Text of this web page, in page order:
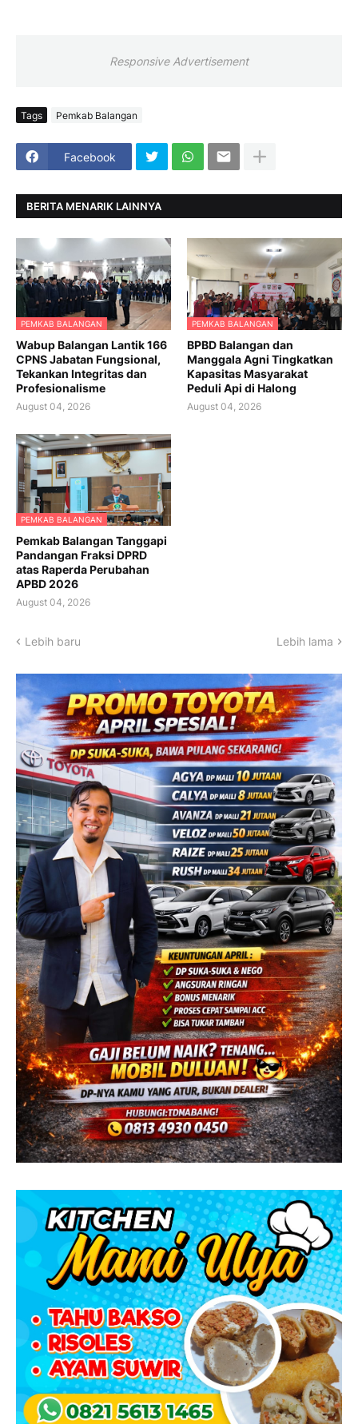
Responsive Advertisement
Tags Pemkab Balangan
Facebook
BERITA MENARIK LAINNYA
PEMKAB BALANGAN
Wabup Balangan Lantik 166
CPNS Jabatan Fungsional,
Tekankan Integritas dan
Profesionalisme
August 04, 2026
PEMKAB BALANGAN
BPBD Balangan dan
Manggala Agni Tingkatkan
Kapasitas Masyarakat
Peduli Api di Halong
August 04, 2026
PEMKAB BALANGAN
Pemkab Balangan Tanggapi
Pandangan Fraksi DPRD
atas Raperda Perubahan
APBD 2026
August 04, 2026
Lebih baru Lebih lama